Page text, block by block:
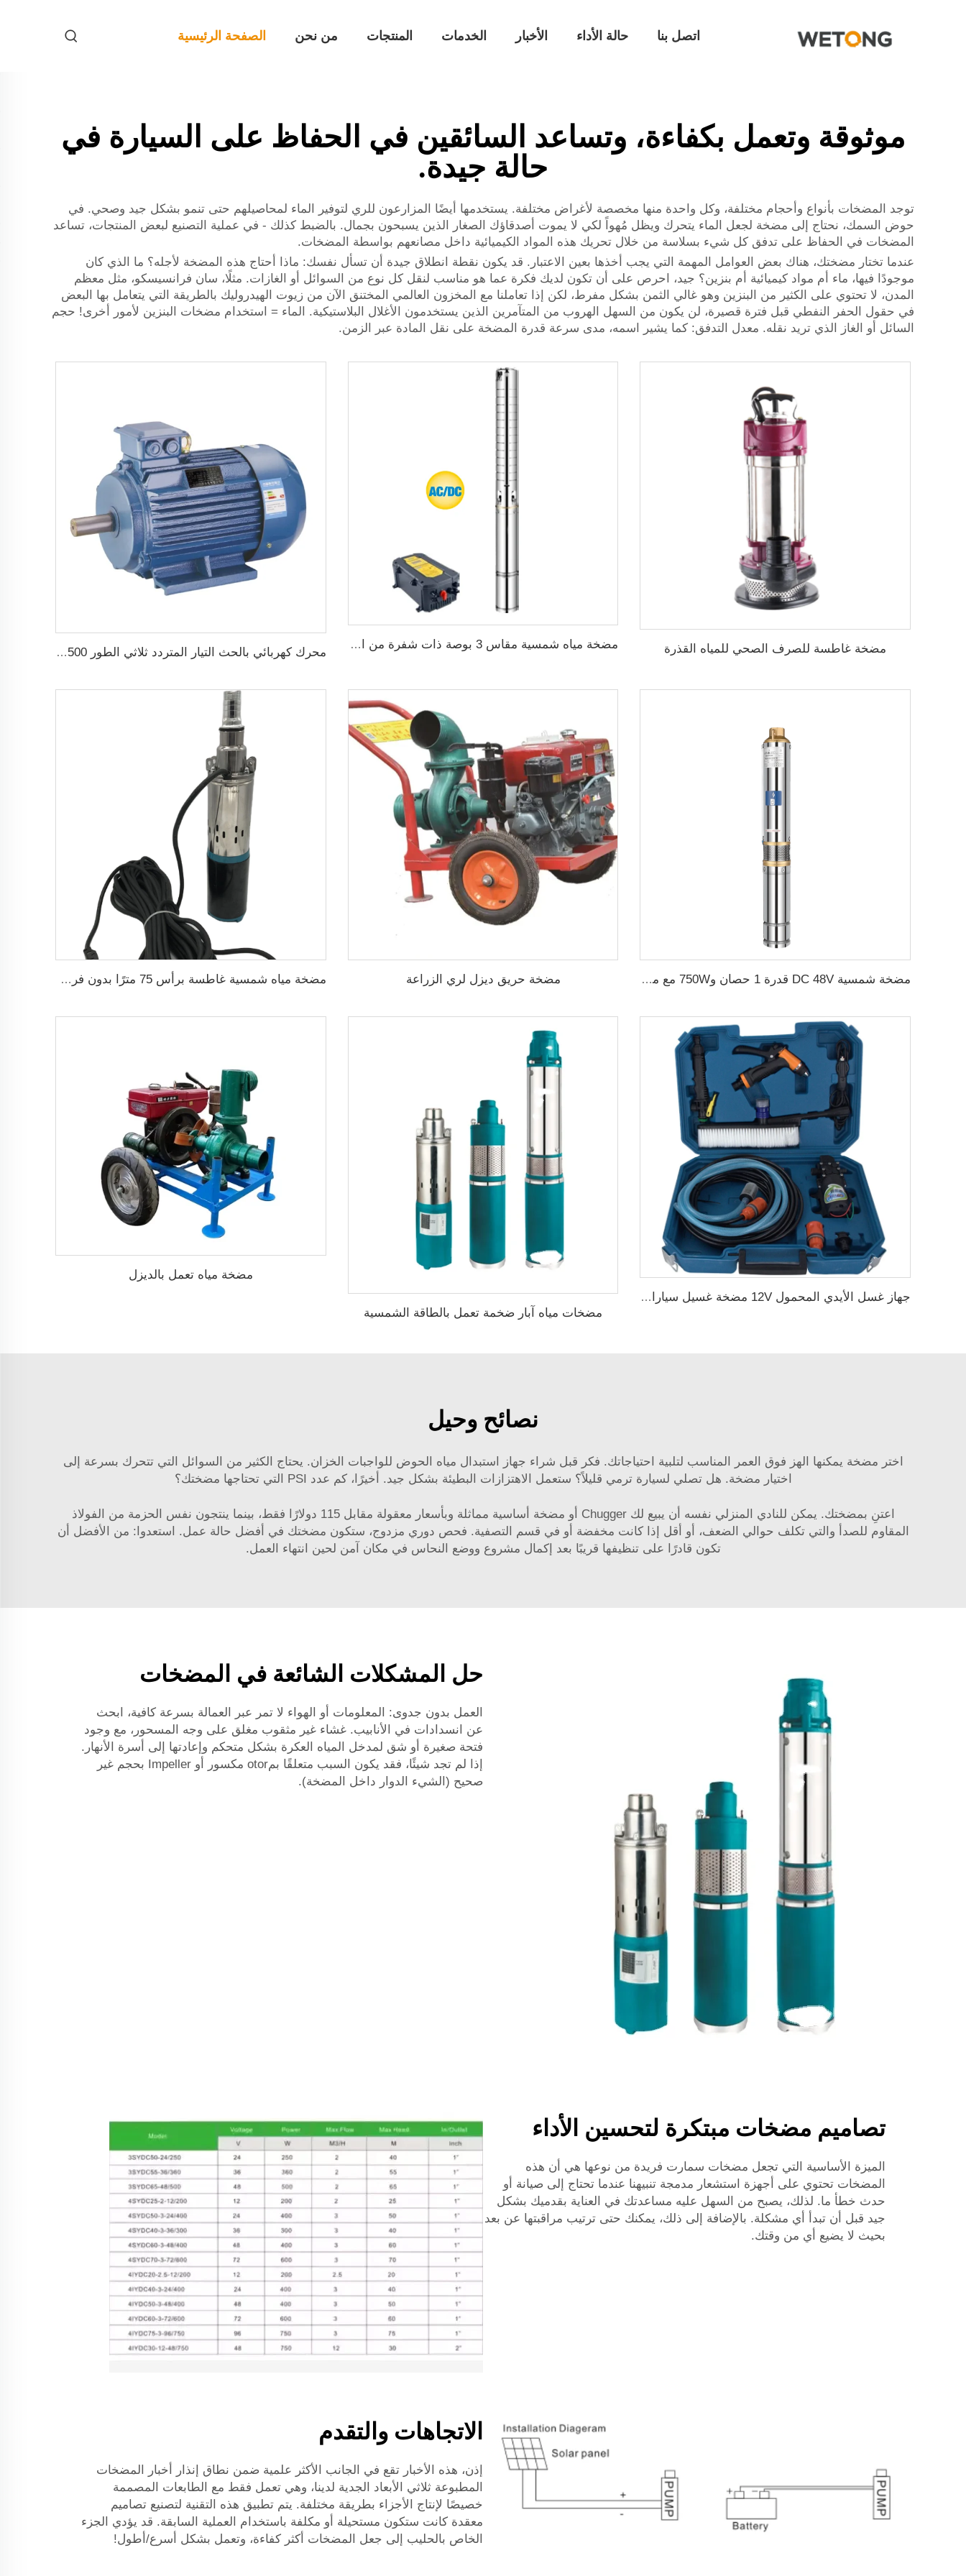
الصفحة الرئيسية من نحن المنتجات الخدمات الأخبار حالة الأداء اتصل بنا
موثوقة وتعمل بكفاءة، وتساعد السائقين في الحفاظ على السيارة في
حالة جيدة.
توجد المضخات بأنواع وأحجام مختلفة، وكل واحدة منها مخصصة لأغراض مختلفة. يستخدمها أيضًا المزارعون للري لتوفير الماء لمحاصيلهم حتى تنمو بشكل جيد وصحي. في
حوض السمك، نحتاج إلى مضخة لجعل الماء يتحرك ويظل مُهواً لكي لا يموت أصدقاؤك الصغار الذين يسبحون بجمال. بالضبط كذلك - في عملية التصنيع لبعض المنتجات، تساعد
المضخات في الحفاظ على تدفق كل شيء بسلاسة من خلال تحريك هذه المواد الكيميائية داخل مصانعهم بواسطة المضخات.
عندما تختار مضختك، هناك بعض العوامل المهمة التي يجب أخذها بعين الاعتبار. قد يكون نقطة انطلاق جيدة أن تسأل نفسك: ماذا أحتاج هذه المضخة لأجله؟ ما الذي كان
موجودًا فيها، ماء أم مواد كيميائية أم بنزين؟ جيد، احرص على أن تكون لديك فكرة عما هو مناسب لنقل كل نوع من السوائل أو الغازات. مثلًا، سان فرانسيسكو، مثل معظم
المدن، لا تحتوي على الكثير من البنزين وهو غالي الثمن بشكل مفرط، لكن إذا تعاملنا مع المخزون العالمي المختنق الآن من زيوت الهيدروليك بالطريقة التي يتعامل بها البعض
في حقول الحفر النفطي قبل فترة قصيرة، لن يكون من السهل الهروب من المتآمرين الذين يستخدمون الأغلال البلاستيكية. الماء = استخدام مضخات البنزين لأمور أخرى! حجم
السائل أو الغاز الذي تريد نقله. معدل التدفق: كما يشير اسمه، مدى سرعة قدرة المضخة على نقل المادة عبر الزمن.
مضخة غاطسة للصرف الصحي للمياه القذرة مضخة مياه شمسية مقاس 3 بوصة ذات شفرة من الفولاذ المقاوم للصدأ لري الزراعة
محرك كهربائي بالحث التيار المتردد ثلاثي الطور 1500 دورة في الدقيقة إدخال 2.2KW 3HP خرج جينيراتور ثلاثي الطور للبديل
مضخة شمسية DC 48V قدرة 1 حصان و750W مع منظم MPPT لري الزراعة مضخة حريق ديزل لري الزراعة مضخة مياه شمسية غاطسة برأس 75 مترًا بدون فرش DC48V لري الزراعة
جهاز غسل الأيدي المحمول 12V مضخة غسيل سيارات عالية الضغط
مضخات مياه آبار ضخمة تعمل بالطاقة الشمسية
مضخة مياه تعمل بالديزل
نصائح وحيل
اختر مضخة يمكنها الهز فوق العمر المناسب لتلبية احتياجاتك. فكر قبل شراء جهاز استبدال مياه الحوض للواجبات الخزان. يحتاج الكثير من السوائل التي تتحرك بسرعة إلى
اختيار مضخة. هل تصلي لسيارة ترمي قليلاً؟ ستعمل الاهتزازات البطيئة بشكل جيد. أخيرًا، كم عدد PSI التي تحتاجها مضختك؟
اعتنِ بمضختك. يمكن للنادي المنزلي نفسه أن يبيع لك Chugger أو مضخة أساسية مماثلة وبأسعار معقولة مقابل 115 دولارًا فقط، بينما ينتجون نفس الحزمة من الفولاذ
المقاوم للصدأ والتي تكلف حوالي الضعف، أو أقل إذا كانت مخفضة أو في قسم التصفية. فحص دوري مزدوج، ستكون مضختك في أفضل حالة عمل. استعدوا: من الأفضل أن
تكون قادرًا على تنظيفها قريبًا بعد إكمال مشروع ووضع النحاس في مكان آمن لحين انتهاء العمل.
حل المشكلات الشائعة في المضخات
العمل بدون جدوى: المعلومات أو الهواء لا تمر عبر العمالة بسرعة كافية، ابحث
عن انسدادات في الأنابيب. غشاء غير مثقوب مغلق على وجه المسحور، مع وجود
فتحة صغيرة أو شق لمدخل المياه العكرة بشكل متحكم وإعادتها إلى أسرة الأنهار.
إذا لم تجد شيئًا، فقد يكون السبب متعلقًا بمotor مكسور أو Impeller بحجم غير
صحيح (الشيء الدوار داخل المضخة).
تصاميم مضخات مبتكرة لتحسين الأداء
الميزة الأساسية التي تجعل مضخات سمارت فريدة من نوعها هي أن هذه
المضخات تحتوي على أجهزة استشعار مدمجة تنبيهنا عندما تحتاج إلى صيانة أو
حدث خطأ ما. لذلك، يصبح من السهل عليه مساعدتك في العناية بقدميك بشكل
جيد قبل أن تبدأ أي مشكلة. بالإضافة إلى ذلك، يمكنك حتى ترتيب مراقبتها عن بعد
بحيث لا يضيع أي من وقتك.
الاتجاهات والتقدم
إذن، هذه الأخبار تقع في الجانب الأكثر علمية ضمن نطاق إنذار أخبار المضخات
المطبوعة ثلاثي الأبعاد الجدية لدينا، وهي تعمل فقط مع الطابعات المصممة
خصيصًا لإنتاج الأجزاء بطريقة مختلفة. يتم تطبيق هذه التقنية لتصنيع تصاميم
معقدة كانت ستكون مستحيلة أو مكلفة باستخدام العملية السابقة. قد يؤدي الجزء
الخاص بالحليب إلى جعل المضخات أكثر كفاءة، وتعمل بشكل أسرع/أطول!